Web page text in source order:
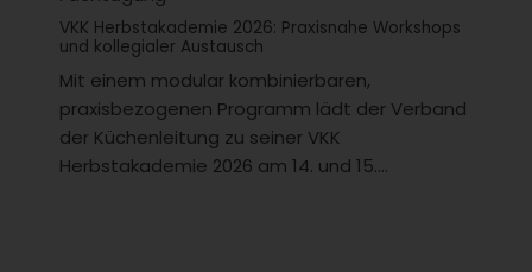
VKK Herbstakademie 2026: Praxisnahe Workshops
und kollegialer Austausch
Mit einem modular kombinierbaren,
praxisbezogenen Programm lädt der Verband
der Küchenleitung zu seiner VKK
Herbstakademie 2026 am 14. und 15....